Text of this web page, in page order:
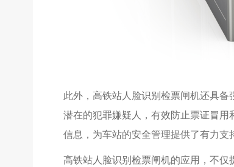
此外，高铁站人脸识别检票闸机还具
潜在的犯罪嫌疑人，有效防止票证冒
信息，为车站的安全管理提供了有力支
高铁站人脸识别检票闸机的应用，不